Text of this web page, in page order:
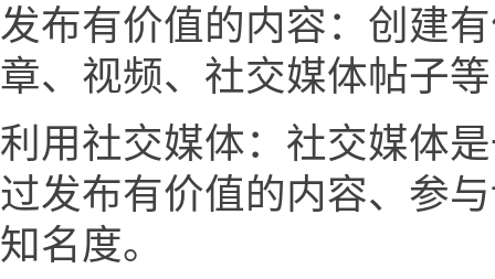
发布有价值的内容：创建
章、视频、社交媒体帖子
利用社交媒体：社交媒体
过发布有价值的内容、参
知名度。